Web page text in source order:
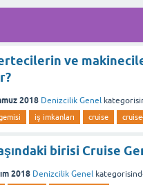
ve
2018 Denizcilik Genel
iş imkanları cruise
birisi Cruise
2018 Denizcilik Genel